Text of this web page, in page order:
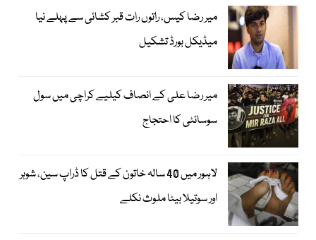
میر رضا کیس، راتوں رات قبر کشائی سے پہلے نیا
میڈیکل بورڈ تشکیل
میر رضا علی کے انصاف کیلیے کراچی میں سول
سوسائٹی کا احتجاج
لاہور میں 40 سالہ خاتون کے قتل کا ڈراپ سین، شوہر
اور سوتیلا بیٹا ملوث نکلے